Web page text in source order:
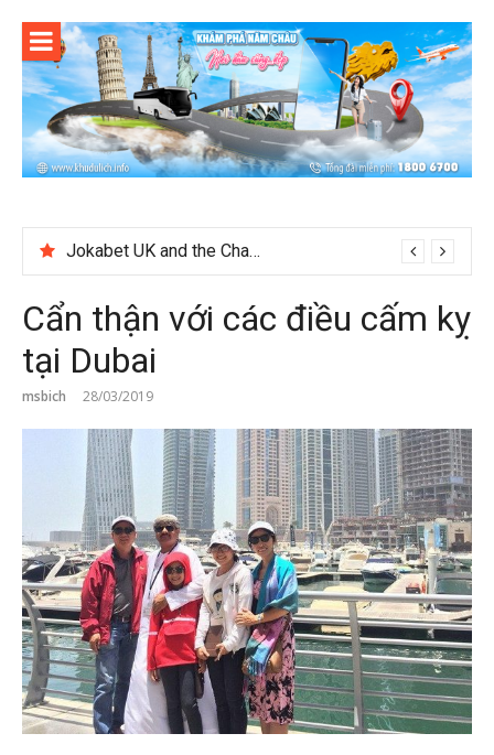
content
Jokabet UK and the Changing Expectations Around Slot Game Selection
Cẩn thận với các điều cấm kỵ
tại Dubai
msbich 28/03/2019